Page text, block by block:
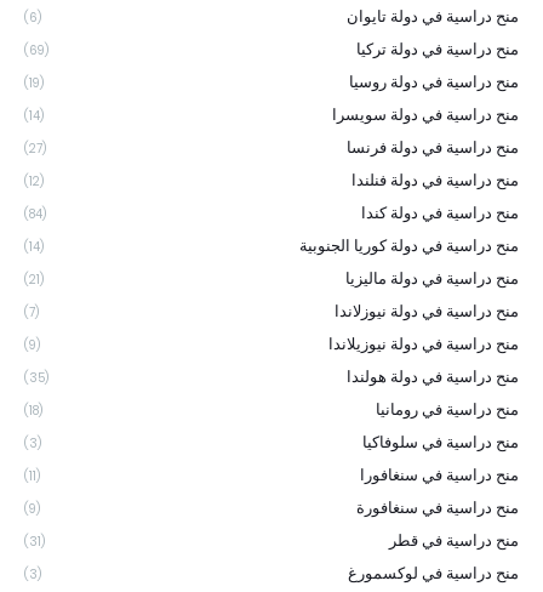
منح دراسية في دولة تايوان (6)
منح دراسية في دولة تركيا (69)
منح دراسية في دولة روسيا (19)
منح دراسية في دولة سويسرا (14)
منح دراسية في دولة فرنسا (27)
منح دراسية في دولة فنلندا (12)
منح دراسية في دولة كندا (84)
منح دراسية في دولة كوريا الجنوبية (14)
منح دراسية في دولة ماليزيا (21)
منح دراسية في دولة نيوزلاندا (7)
منح دراسية في دولة نيوزيلاندا (9)
منح دراسية في دولة هولندا (35)
منح دراسية في رومانيا (18)
منح دراسية في سلوفاكيا (3)
منح دراسية في سنغافورا (11)
منح دراسية في سنغافورة (9)
منح دراسية في قطر (31)
منح دراسية في لوكسمورغ (3)